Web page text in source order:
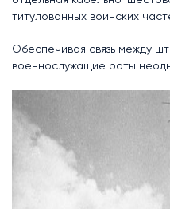
титулованных воинских
Обеспечивая связь между
военнослужащие роты